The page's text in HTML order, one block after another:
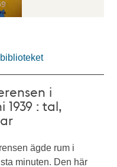
i
1939 : tal,
ägde rum i
minuten. Den här